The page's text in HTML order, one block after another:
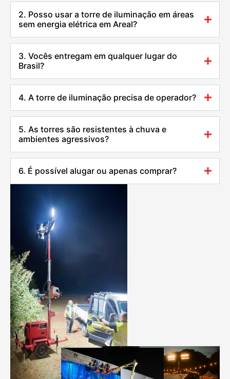
2. Posso usar a torre de iluminação em áreas
sem energia elétrica em Areal?
3. Vocês entregam em qualquer lugar do
Brasil?
4. A torre de iluminação precisa de operador?
5. As torres são resistentes à chuva e
ambientes agressivos?
6. É possível alugar ou apenas comprar?